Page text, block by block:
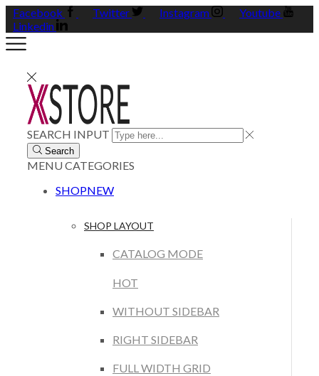
Facebook Twitter Instagram
Youtube
Linkedin
SEARCH INPUT
Search
MENUCATEGORIES
SHOPNEW
SHOP LAYOUT
CATALOG MODE
HOT
WITHOUT SIDEBAR
RIGHT SIDEBAR
FULL WIDTH GRID